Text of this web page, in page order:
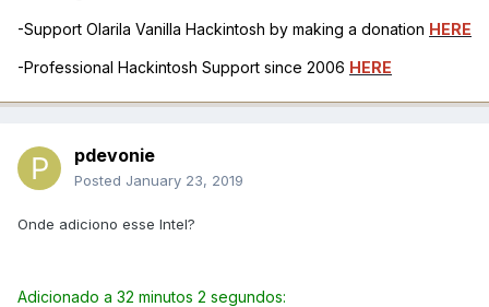
-Support Olarila Vanilla Hackintosh by making a donation HERE
-Professional Hackintosh Support since 2006 HERE
pdevonie
Posted January 23, 2019
Onde adiciono esse Intel?
Adicionado a 32 minutos 2 segundos: